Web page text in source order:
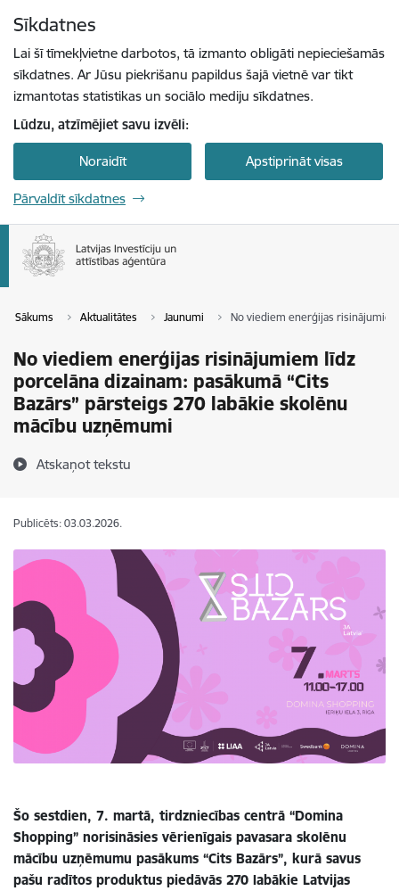
Sīkdatnes
Lai šī tīmekļvietne darbotos, tā izmanto obligāti nepieciešamās
sīkdatnes. Ar Jūsu piekrišanu papildus šajā vietnē var tikt
izmantotas statistikas un sociālo mediju sīkdatnes.
Lūdzu, atzīmējiet savu izvēli:
Noraidīt Apstiprināt visas
Pārvaldīt sīkdatnes
Sākums Aktualitātes Jaunumi No viediem enerģijas
No viediem enerģijas risinājumiem līdz
porcelāna dizainam: pasākumā “Cits
Bazārs” pārsteigs 270 labākie skolēnu
mācību uzņēmumi
Atskaņot tekstu
Publicēts: 03.03.2026.
Šo sestdien, 7. martā, tirdzniecības centrā “Domina
Shopping” norisināsies vērienīgais pavasara skolēnu
mācību uzņēmumu pasākums “Cits Bazārs”, kurā savus
pašu radītos produktus piedāvās 270 labākie Latvijas